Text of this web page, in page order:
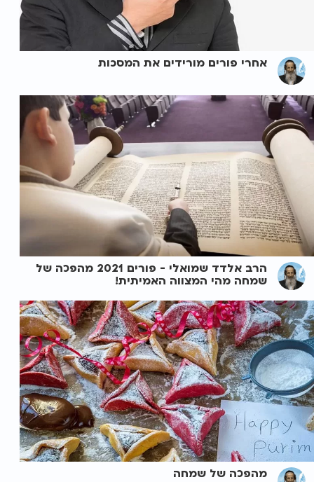
אחרי פורים מורידים את המסכות
הרב אלדד שמואלי - פורים 2021 מהפכה של
שמחה מהי המצווה האמיתית!
מהפכה של שמחה